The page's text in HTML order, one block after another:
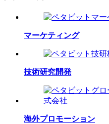
マーケティング
技術研究開発
海外プロモーション